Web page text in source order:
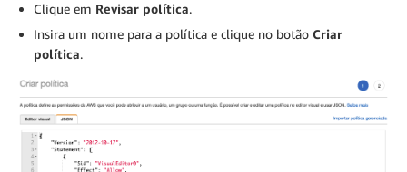
Clique em Revisar política.
Insira um nome para a política e clique no botão Criar
política.